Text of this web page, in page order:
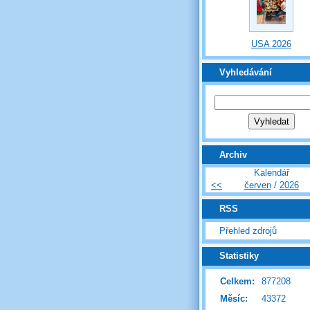
USA 2026
Vyhledávání
Archiv
Kalendář
<<
červen/ 2026
RSS
Přehled zdrojů
Statistiky
Celkem:
877208
Měsíc:
43372